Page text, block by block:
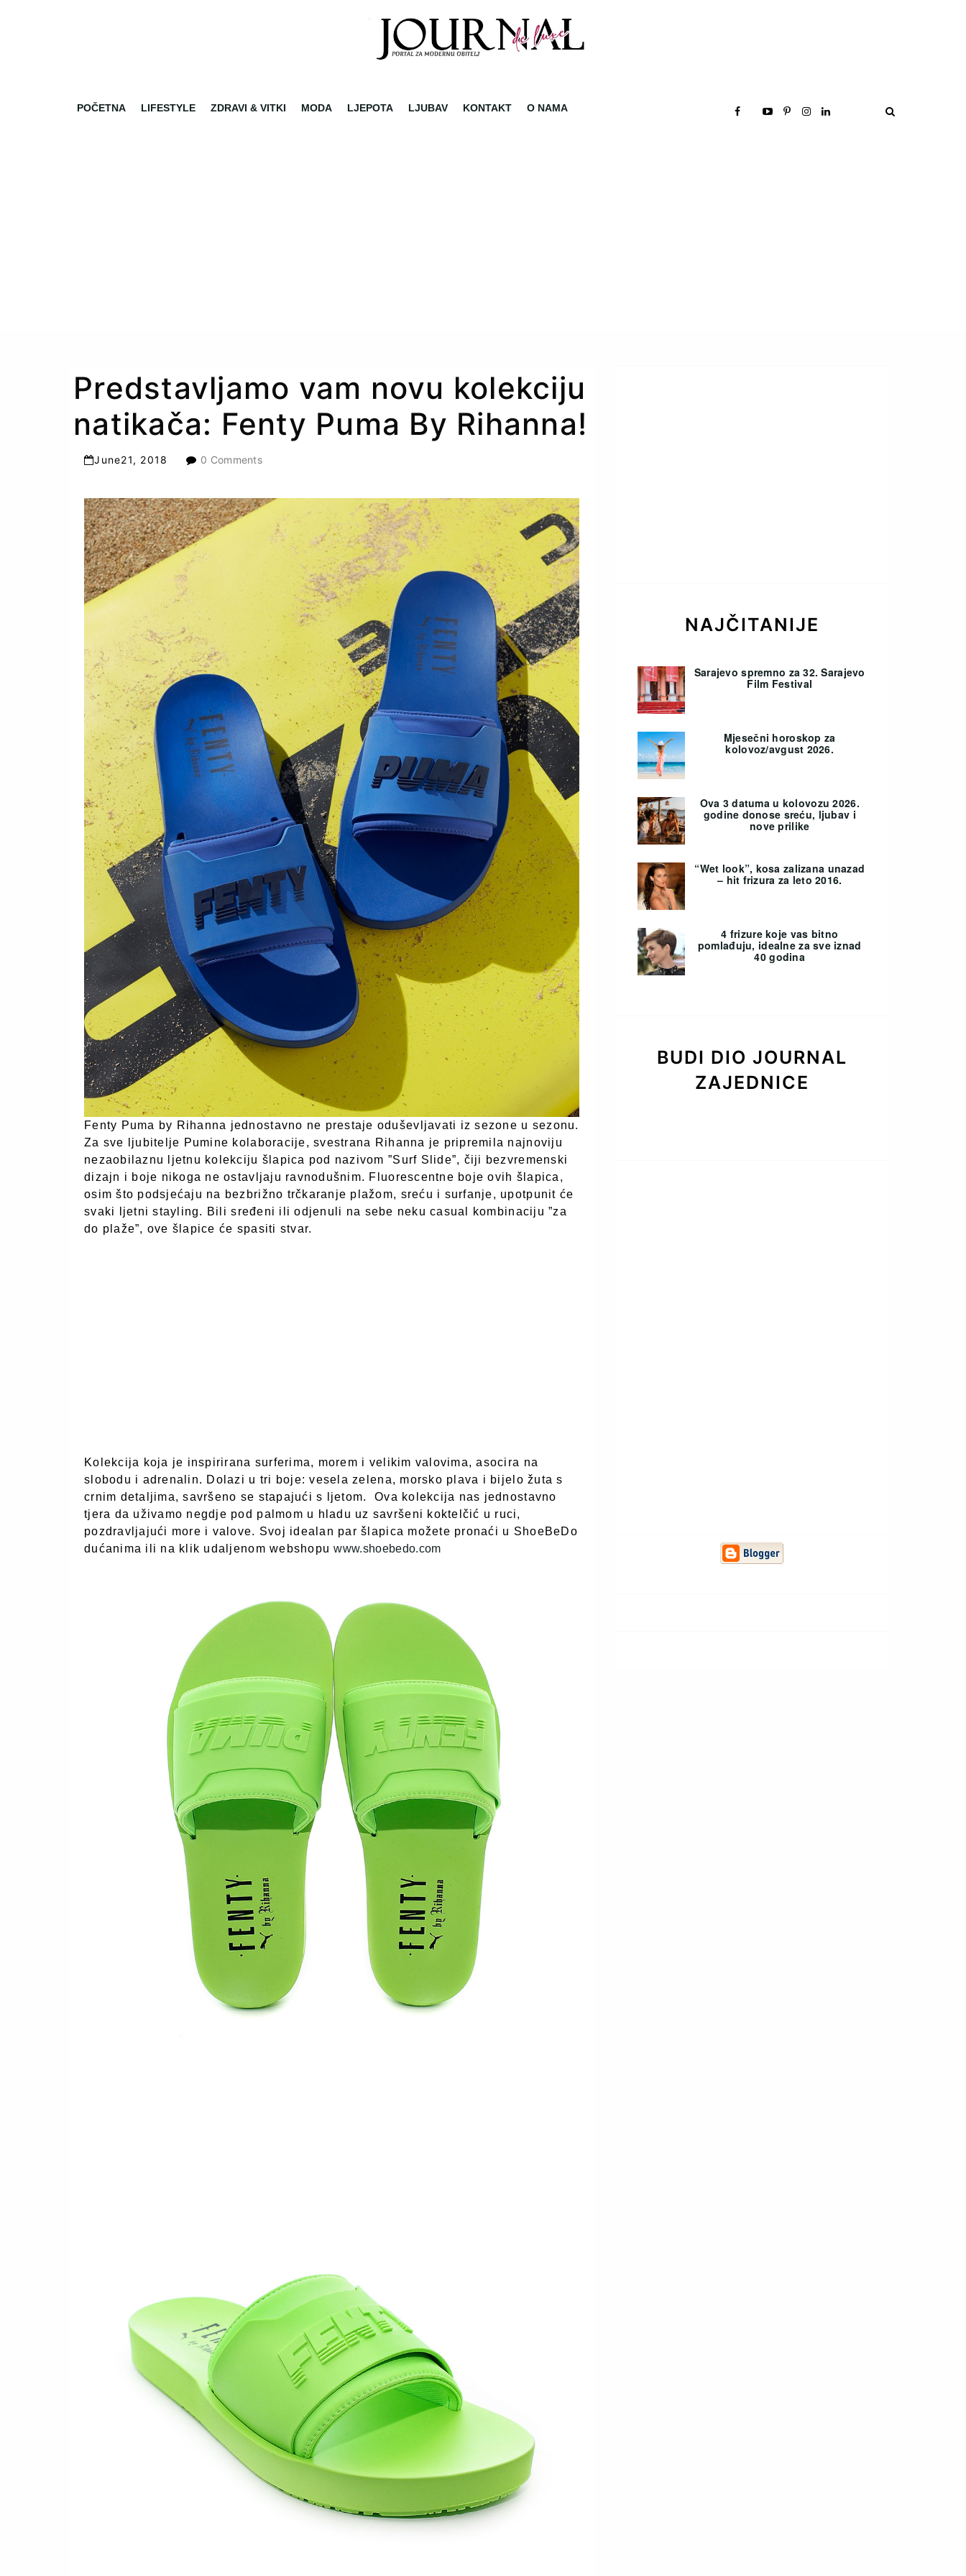
POČETNA LIFESTYLE ZDRAVI & VITKI MODA LJEPOTA LJUBAV KONTAKT O NAMA
Predstavljamo vam novu kolekciju
natikača: Fenty Puma By Rihanna!
June21, 2018 0 Comments
Fenty Puma by Rihanna jednostavno ne prestaje oduševljavati iz sezone u sezonu.
Za sve ljubitelje Pumine kolaboracije, svestrana Rihanna je pripremila najnoviju
nezaobilaznu ljetnu kolekciju šlapica pod nazivom ”Surf Slide”, čiji bezvremenski
dizajn i boje nikoga ne ostavljaju ravnodušnim. Fluorescentne boje ovih šlapica,
osim što podsjećaju na bezbrižno trčkaranje plažom, sreću i surfanje, upotpunit će
svaki ljetni stayling. Bili sređeni ili odjenuli na sebe neku casual kombinaciju ”za
do plaže”, ove šlapice će spasiti stvar.
Kolekcija koja je inspirirana surferima, morem i velikim valovima, asocira na
slobodu i adrenalin. Dolazi u tri boje: vesela zelena, morsko plava i bijelo žuta s
crnim detaljima, savršeno se stapajući s ljetom.
Ova kolekcija nas jednostavno
tjera da uživamo negdje pod palmom u hladu uz savršeni koktelčić u ruci,
pozdravljajući more i valove. Svoj idealan par šlapica možete pronaći u ShoeBeDo
dućanima ili na klik udaljenom webshopuwww.shoebedo.com
NAJČITANIJE
Sarajevo spremno za 32. Sarajevo
Film Festival
Mjesečni horoskop za
kolovoz/avgust 2026.
Ova 3 datuma u kolovozu 2026.
godine donose sreću, ljubav i
nove prilike
“Wet look”, kosa zalizana unazad
– hit frizura za leto 2016.
4 frizure koje vas bitno
pomlađuju, idealne za sve iznad
40 godina
BUDI DIO JOURNAL
ZAJEDNICE